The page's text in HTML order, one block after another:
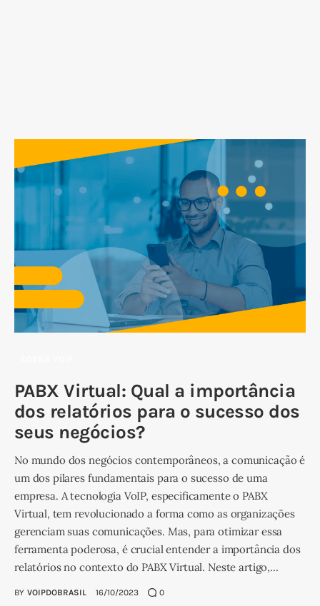
PABX Virtual: Qual a importância
dos relatórios para o sucesso dos
seus negócios?
No mundo dos negócios contemporâneos, a comunicação é
um dos pilares fundamentais para o sucesso de uma
empresa. A tecnologia VoIP, especificamente o PABX
Virtual, tem revolucionado a forma como as organizações
gerenciam suas comunicações. Mas, para otimizar essa
ferramenta poderosa, é crucial entender a importância dos
relatórios no contexto do PABX Virtual. Neste artigo,…
BY VOIPDOBRASIL 16/10/2023 0